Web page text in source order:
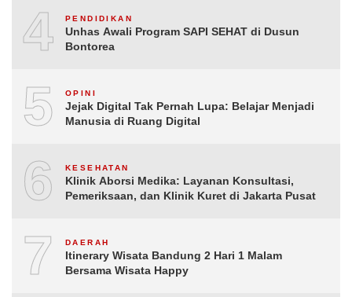
4 PENDIDIKAN
Unhas Awali Program SAPI SEHAT di Dusun
Bontorea
5 OPINI
Jejak Digital Tak Pernah Lupa: Belajar Menjadi
Manusia di Ruang Digital
6 KESEHATAN
Klinik Aborsi Medika: Layanan Konsultasi,
Pemeriksaan, dan Klinik Kuret di Jakarta Pusat
7 DAERAH
Itinerary Wisata Bandung 2 Hari 1 Malam
Bersama Wisata Happy